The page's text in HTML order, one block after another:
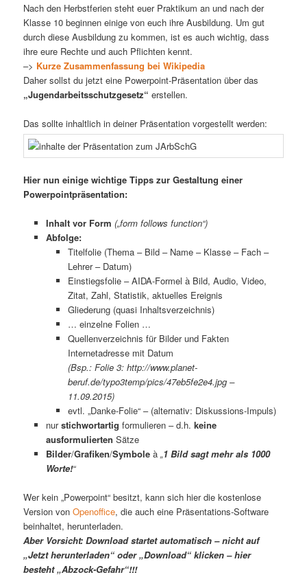
Nach den Herbstferien steht euer Praktikum an und nach der
Klasse 10 beginnen einige von euch ihre Ausbildung. Um gut
durch diese Ausbildung zu kommen, ist es auch wichtig, dass
ihre eure Rechte und auch Pflichten kennt.
–> Kurze Zusammenfassung bei Wikipedia
Daher sollst du jetzt eine Powerpoint-Präsentation über das
„Jugendarbeitsschutzgesetz“ erstellen.
Das sollte inhaltlich in deiner Präsentation vorgestellt werden:
Hier nun einige wichtige Tipps zur Gestaltung einer
Powerpointpräsentation:
Inhalt vor Form („form follows function“)
Abfolge:
Titelfolie (Thema – Bild – Name – Klasse – Fach –
Lehrer – Datum)
Einstiegsfolie – AIDA-Formel à Bild, Audio, Video,
Zitat, Zahl, Statistik, aktuelles Ereignis
Gliederung (quasi Inhaltsverzeichnis)
… einzelne Folien …
Quellenverzeichnis für Bilder und Fakten
Internetadresse mit Datum
(Bsp.: Folie 3: http://www.planet-
beruf.de/typo3temp/pics/47eb5fe2e4.jpg –
11.09.2015)
evtl. „Danke-Folie“ – (alternativ: Diskussions-Impuls)
nurstichwortartig formulieren – d.h. keine
ausformulierten Sätze
Bilder/Grafiken/Symboleà „1 Bild sagt mehr als 1000
Worte!“
Wer kein „Powerpoint“ besitzt, kann sich hier die kostenlose
Version vonOpenoffice, die auch eine Präsentations-Software
beinhaltet, herunterladen.
Aber Vorsicht: Download startet automatisch – nicht auf
„Jetzt herunterladen“ oder „Download“ klicken – hier
besteht „Abzock-Gefahr“!!!